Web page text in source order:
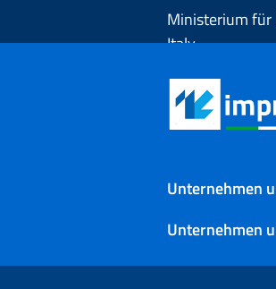
Zum Hauptinhalt springenMinisterium für
Italy
Unternehmen
Unternehmen